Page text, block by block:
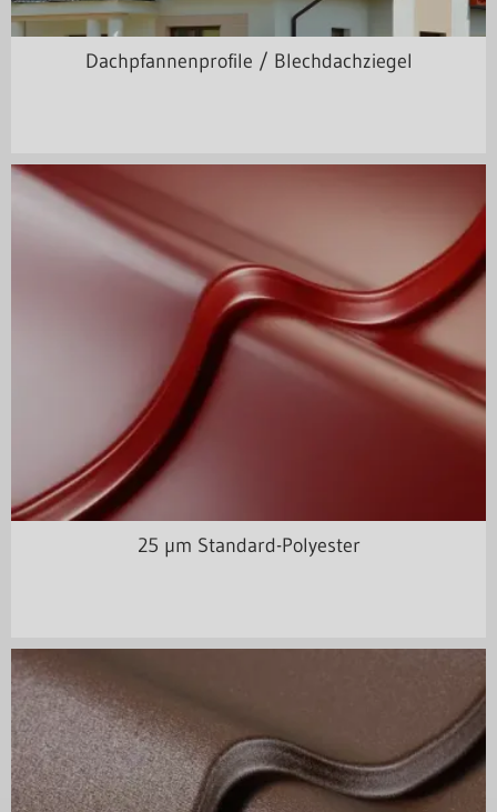
Dachpfannenprofile / Blechdachziegel
25 µm Standard-Polyester